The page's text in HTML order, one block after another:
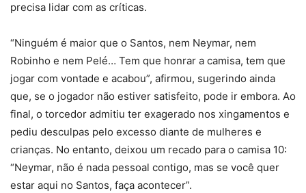
precisa lidar com as críticas.
“Ninguém é maior que o Santos, nem Neymar, nem
Robinho e nem Pelé… Tem que honrar a camisa, tem que
jogar com vontade e acabou”, afirmou, sugerindo ainda
que, se o jogador não estiver satisfeito, pode ir embora. Ao
final, o torcedor admitiu ter exagerado nos xingamentos e
pediu desculpas pelo excesso diante de mulheres e
crianças. No entanto, deixou um recado para o camisa 10:
“Neymar, não é nada pessoal contigo, mas se você quer
estar aqui no Santos, faça acontecer”.